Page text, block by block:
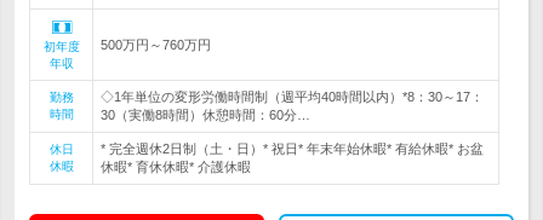
初年度
年収
500万円～760万円
勤務
時間
◇1年単位の変形労働時間制（週平均40時間以内）*8：30～17：
30（実働8時間）休憩時間：60分…
休日
休暇
* 完全週休2日制（土・日）* 祝日* 年末年始休暇* 有給休暇* お盆
休暇* 育休休暇* 介護休暇